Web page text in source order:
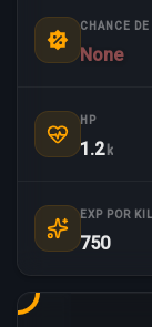
CHANCE DE
None
HP
1.2 k
EXP POR
750